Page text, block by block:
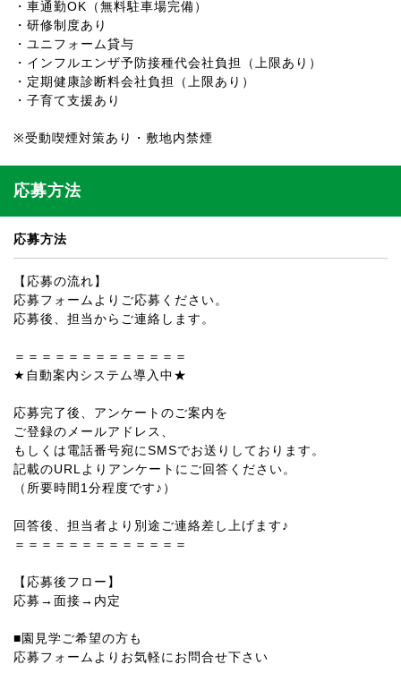
・車通勤OK（無料駐車場完備）
・研修制度あり
・ユニフォーム貸与
・インフルエンザ予防接種代会社負担（上限あり）
・定期健康診断料会社負担（上限あり）
・子育て支援あり
※受動喫煙対策あり・敷地内禁煙
応募方法
応募方法
【応募の流れ】
応募フォームよりご応募ください。
応募後、担当からご連絡します。
＝＝＝＝＝＝＝＝＝＝＝＝＝
★自動案内システム導入中★
応募完了後、アンケートのご案内を
ご登録のメールアドレス、
もしくは電話番号宛にSMSでお送りしております。
記載のURLよりアンケートにご回答ください。
（所要時間1分程度です♪）
回答後、担当者より別途ご連絡差し上げます♪
＝＝＝＝＝＝＝＝＝＝＝＝＝
【応募後フロー】
応募→面接→内定
■園見学ご希望の方も
応募フォームよりお気軽にお問合せ下さい